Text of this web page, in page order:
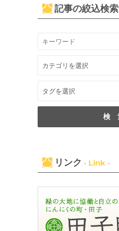
記事の絞込検索
リンク - Link -